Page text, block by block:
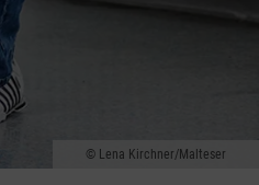
Lena Kirchner/Malteser